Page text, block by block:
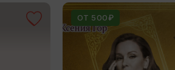
ОТ 500₽